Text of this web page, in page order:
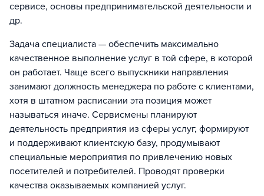
сервисе, основы предпринимательской деятельности и
др.
Задача специалиста — обеспечить максимально
качественное выполнение услуг в той сфере, в которой
он работает. Чаще всего выпускники направления
занимают должность менеджера по работе с клиентами,
хотя в штатном расписании эта позиция может
называться иначе. Сервисмены планируют
деятельность предприятия из сферы услуг, формируют
и поддерживают клиентскую базу, продумывают
специальные мероприятия по привлечению новых
посетителей и потребителей. Проводят проверки
качества оказываемых компанией услуг.